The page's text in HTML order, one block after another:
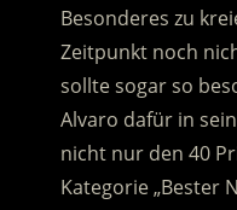
Besonderes zu
Zeitpunkt noch
sollte sogar so
Alvaro dafür in
nicht nur den 40
Kategorie „Bester